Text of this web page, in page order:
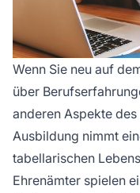
Wenn Sie neu auf
über
anderen Aspekte
Ausbildung nimmt
tabellarischen
Ehrenämter spielen